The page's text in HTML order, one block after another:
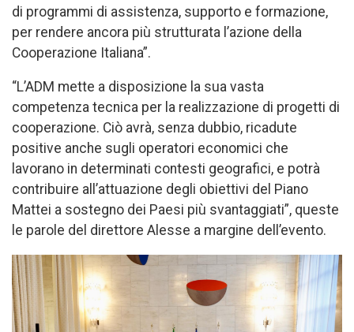
di programmi di assistenza, supporto e formazione,
per rendere ancora più strutturata l’azione della
Cooperazione Italiana”.
“L’ADM mette a disposizione la sua vasta
competenza tecnica per la realizzazione di progetti di
cooperazione. Ciò avrà, senza dubbio, ricadute
positive anche sugli operatori economici che
lavorano in determinati contesti geografici, e potrà
contribuire all’attuazione degli obiettivi del Piano
Mattei a sostegno dei Paesi più svantaggiati”, queste
le parole del direttore Alesse a margine dell’evento.